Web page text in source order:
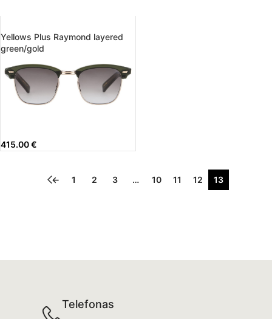
Yellows Plus Raymond layered
green/gold
415.00€
← 1 2 3 … 10 11 12 13
Telefonas